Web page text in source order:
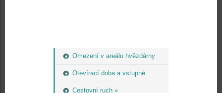
Omezení v areálu hvězdárny
Otevírací doba a vstupné
Cestovní ruch »